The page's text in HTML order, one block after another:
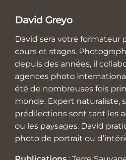
David Greyo
David sera votre formateur
cours et stages.
depuis des années, il
agences photo
été de nombreuses fois
monde. Expert naturaliste,
prédilections sont tant les
ou les paysages. David
photo de portrait ou